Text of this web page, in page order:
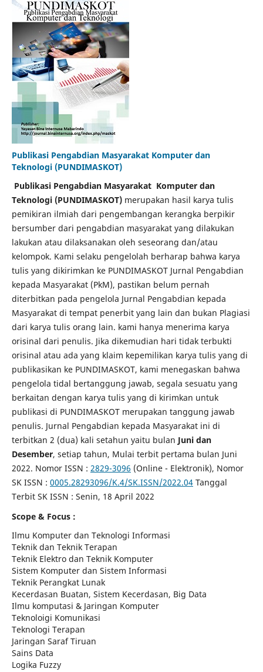
Publikasi Pengabdian Masyarakat Komputer dan
Teknologi (PUNDIMASKOT)
Publikasi Pengabdian Masyarakat Komputer dan
Teknologi (PUNDIMASKOT)merupakan hasil karya tulis
pemikiran ilmiah dari pengembangan kerangka berpikir
bersumber dari pengabdian masyarakat yang dilakukan
lakukan atau dilaksanakan oleh seseorang dan/atau
kelompok. Kami selaku pengelolah berharap bahwa karya
tulis yang dikirimkan ke PUNDIMASKOT Jurnal Pengabdian
kepada Masyarakat (PkM), pastikan belum pernah
diterbitkan pada pengelola Jurnal Pengabdian kepada
Masyarakat di tempat penerbit yang lain dan bukan Plagiasi
dari karya tulis orang lain. kami hanya menerima karya
orisinal dari penulis. Jika dikemudian hari tidak terbukti
orisinal atau ada yang klaim kepemilikan karya tulis yang di
publikasikan ke PUNDIMASKOT, kami menegaskan bahwa
pengelola tidal bertanggung jawab, segala sesuatu yang
berkaitan dengan karya tulis yang di kirimkan untuk
publikasi di PUNDIMASKOT merupakan tanggung jawab
penulis. Jurnal Pengabdian kepada Masyarakat ini di
terbitkan 2 (dua) kali setahun yaitu bulan Juni dan
Desember, setiap tahun, Mulai terbit pertama bulan Juni
2022. Nomor ISSN : 2829-3096 (Online - Elektronik), Nomor
SK ISSN : 0005.28293096/K.4/SK.ISSN/2022.04Tanggal
Terbit SK ISSN : Senin, 18 April 2022
Scope & Focus :
Ilmu Komputer dan Teknologi Informasi
Teknik dan Teknik Terapan
Teknik Elektro dan Teknik Komputer
Sistem Komputer dan Sistem Informasi
Teknik Perangkat Lunak
Kecerdasan Buatan, Sistem Kecerdasan, Big Data
Ilmu komputasi & Jaringan Komputer
Teknoloigi Komunikasi
Teknologi Terapan
Jaringan Saraf Tiruan
Sains Data
Logika Fuzzy